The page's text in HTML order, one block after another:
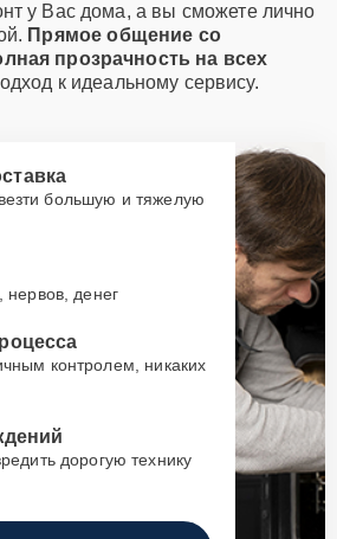
у Вас дома, а вы сможете лично
Прямое общение со
прозрачность на всех
к идеальному сервису.
большую и тяжелую
нервов, денег
контролем, никаких
дорогую технику